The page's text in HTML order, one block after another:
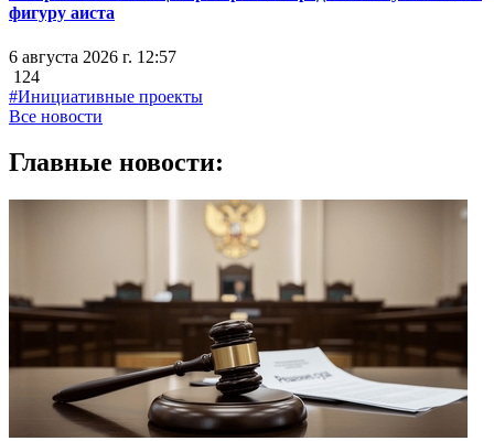
фигуру аиста
6 августа 2026 г. 12:57
124
#Инициативные проекты
Все новости
Главные новости: